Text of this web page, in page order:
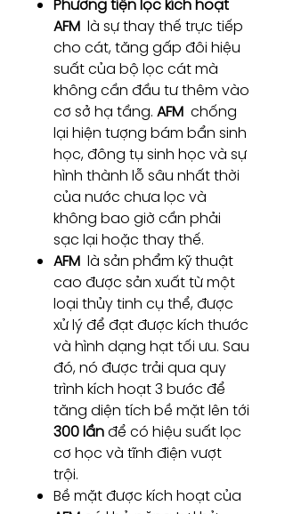
Phương tiện lọc kích hoạt
AFM là sự thay thế trực tiếp
cho cát, tăng gấp đôi hiệu
suất của bộ lọc cát mà
không cần đầu tư thêm vào
cơ sở hạ tầng. AFM chống
lại hiện tượng bám bẩn sinh
học, đông tụ sinh học và sự
hình thành lỗ sâu nhất thời
của nước chưa lọc và
không bao giờ cần phải
sạc lại hoặc thay thế.
AFM là sản phẩm kỹ thuật
cao được sản xuất từ ​​một
loại thủy tinh cụ thể, được
xử lý để đạt được kích thước
và hình dạng hạt tối ưu. Sau
đó, nó được trải qua quy
trình kích hoạt 3 bước để
tăng diện tích bề mặt lên tới
300 lầnđể có hiệu suất lọc
cơ học và tĩnh điện vượt
trội.
Bề mặt được kích hoạt của